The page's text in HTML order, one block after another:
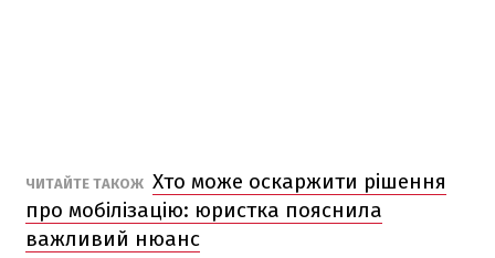
ЧИТАЙТЕ ТАКОЖ Хто може оскаржити рішення
про мобілізацію: юристка пояснила
важливий нюанс